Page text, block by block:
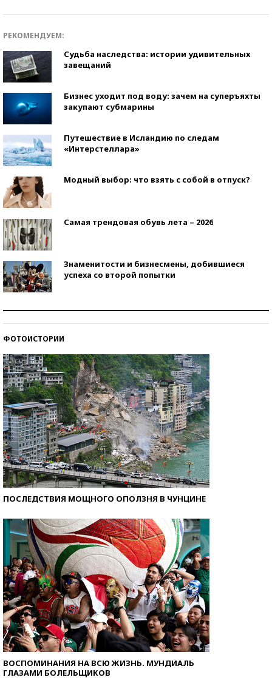
РЕКОМЕНДУЕМ:
Судьба наследства: истории удивительных
завещаний
Бизнес уходит под воду: зачем на суперъяхты
закупают субмарины
Путешествие в Исландию по следам
«Интерстеллара»
Модный выбор: что взять с собой в отпуск?
Самая трендовая обувь лета – 2026
Знаменитости и бизнесмены, добившиеся
успеха со второй попытки
ФОТОИСТОРИИ
ПОСЛЕДСТВИЯ МОЩНОГО ОПОЛЗНЯ В ЧУНЦИНЕ
ВОСПОМИНАНИЯ НА ВСЮ ЖИЗНЬ. МУНДИАЛЬ
ГЛАЗАМИ БОЛЕЛЬЩИКОВ